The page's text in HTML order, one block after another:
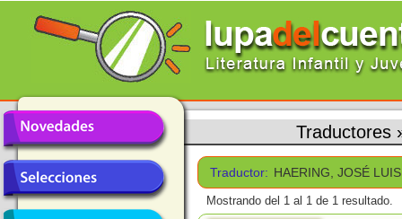
Traductores
Traductor: HAERING, JOSÉ LUIS
Mostrando del 1 al 1 de 1 resultado.